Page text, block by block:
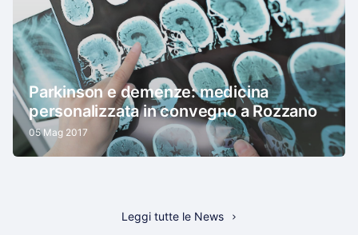
Parkinson e demenze: medicina
personalizzata in convegno a Rozzano
05 Mag 2017
Leggi tutte le News